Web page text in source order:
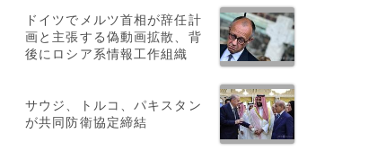
ドイツでメルツ首相が辞任計
画と主張する偽動画拡散、背
後にロシア系情報工作組織
サウジ、トルコ、パキスタン
が共同防衛協定締結